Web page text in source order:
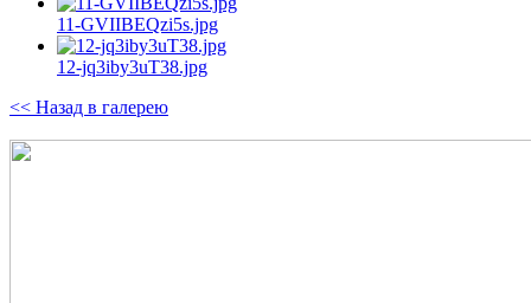
11-GVIIBEQzi5s.jpg
12-jq3iby3uT38.jpg
<< Назад в галерею